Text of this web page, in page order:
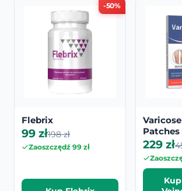
-50%
Flebrix
99 zł198 zł
Zaoszczędź 99 zł
Patches
229 zł